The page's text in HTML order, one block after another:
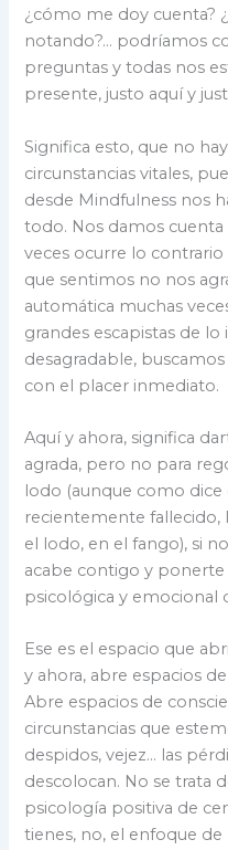
¿cómo me doy cuenta?
notando?… podríamos
preguntas y todas nos
presente, justo aquí y
Significa esto, que no
circunstancias vitales,
desde Mindfulness nos
todo. Nos damos
veces ocurre lo
que sentimos no nos
automática muchas
grandes escapistas de
desagradable,
con el placer inmediato.
Aquí y ahora, significa
agrada, pero no para
lodo (aunque como
recientemente fallecido,
el lodo, en el fango), si
acabe contigo y
psicológica y emocional
Ese es el espacio que
y ahora, abre espacios
Abre espacios de
circunstancias que
despidos, vejez… las
descolocan. No se trata
psicología positiva de
tienes, no, el enfoque